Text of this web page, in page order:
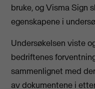
bruke, og Visma Sign
egenskapene i
Undersøkelsen viste
bedriftenes
sammenlignet med
av dokumentene i